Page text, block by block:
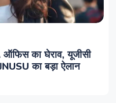
का घेराव, यूजीसी
का बड़ा ऐलान